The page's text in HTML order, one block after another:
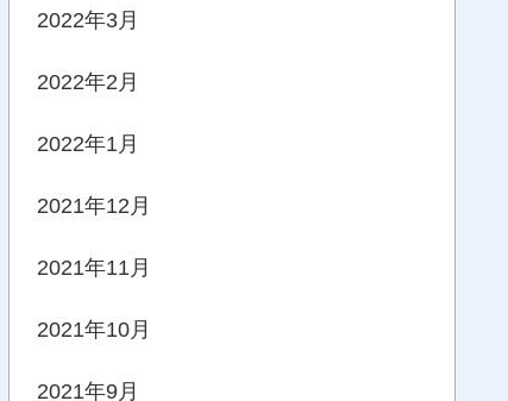
2022年3月
2022年2月
2022年1月
2021年12月
2021年11月
2021年10月
2021年9月